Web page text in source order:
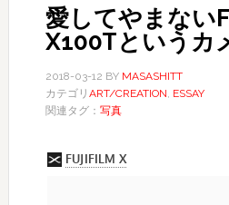
愛してやまない
X100Tというカ
2018-03-12 BY MASASHITT
カテゴリ ART/CREATION ESSAY
関連タグ： 写真